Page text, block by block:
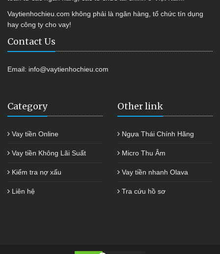
Vaytienhochieu.com không phải là ngân hàng, tổ chức tín dụng
hay công ty cho vay!
Contact Us
Email: info@vaytienhochieu.com
Category
Vay tiền Online
Vay tiền Không Lãi Suất
Kiểm tra nợ xấu
Liên hệ
Other link
Ngựa Thái Chính Hãng
Micro Thu Âm
Vay tiền nhanh Olava
Tra cứu hồ sơ